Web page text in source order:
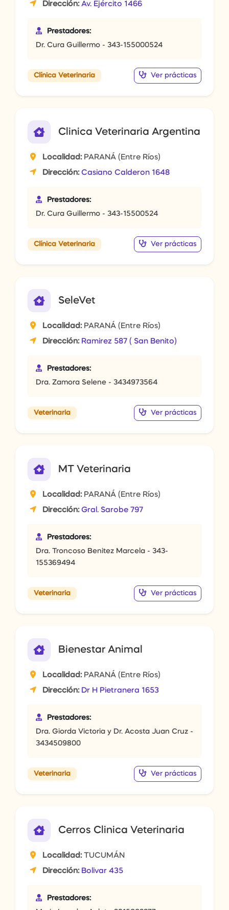
Dirección: Av. Ejército 1466
Prestadores:
Dr. Cura Guillermo - 343-155000524
Clínica Veterinaria Ver prácticas
Clinica Veterinaria Argentina
Localidad:PARANÁ (Entre Ríos)
Dirección: Casiano Calderon 1648
Prestadores:
Dr. Cura Guillermo - 343-15500524
Clínica Veterinaria Ver prácticas
SeleVet
Localidad:PARANÁ (Entre Ríos)
Dirección: Ramirez 587 ( San Benito)
Prestadores:
Dra. Zamora Selene - 3434973564
Veterinaria Ver prácticas
MT Veterinaria
Localidad:PARANÁ (Entre Ríos)
Dirección: Gral. Sarobe 797
Prestadores:
Dra. Troncoso Benitez Marcela - 343-
155369494
Veterinaria Ver prácticas
Bienestar Animal
Localidad:PARANÁ (Entre Ríos)
Dirección: Dr H Pietranera 1653
Prestadores:
Dra. Giorda Victoria y Dr. Acosta Juan Cruz -
3434509800
Veterinaria Ver prácticas
Cerros Clinica Veterinaria
Localidad:TUCUMÁN
Dirección: Bolivar 435
Prestadores: